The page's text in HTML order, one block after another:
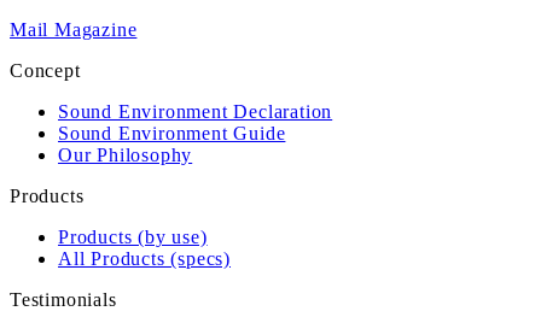
Mail Magazine
Concept
Sound Environment Declaration
Sound Environment Guide
Our Philosophy
Products
Products (by use)
All Products (specs)
Testimonials